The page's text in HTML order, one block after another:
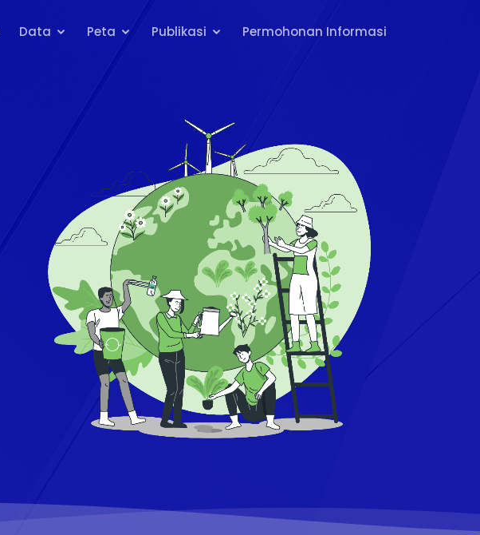
Data Peta Publikasi Permohonan Informasi